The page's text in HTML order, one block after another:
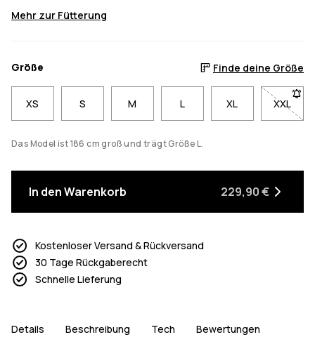
Mehr zur Fütterung
Größe Finde deine Größe
XS S M L XL XXL
-
Das Model ist 186 cm groß und trägt Größe L.
In den Warenkorb 229,90 €
Kostenloser Versand & Rückversand
30 Tage Rückgaberecht
Schnelle Lieferung
Details Beschreibung Tech Bewertungen